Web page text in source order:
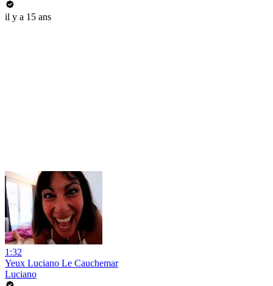
il y a 15 ans
1:32
Yeux Luciano Le Cauchemar
Luciano